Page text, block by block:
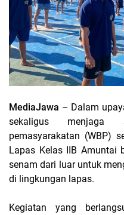
MediaJawa – Dalam
sekaligus menjaga
pemasyarakatan (WBP)
Lapas Kelas IIB Amuntai
senam dari luar untuk
di lingkungan lapas.
Kegiatan yang